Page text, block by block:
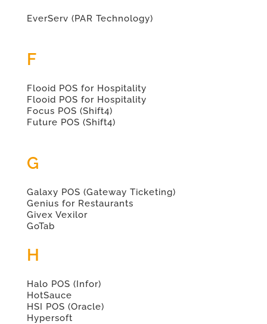
EverServ (PAR Technology)
F
Flooid POS for Hospitality
Flooid POS for Hospitality
Focus POS (Shift4)
Future POS (Shift4)
G
Galaxy POS (Gateway Ticketing)
Genius for Restaurants
Givex Vexilor
GoTab
H
Halo POS (Infor)
HotSauce
HSI POS (Oracle)
Hypersoft